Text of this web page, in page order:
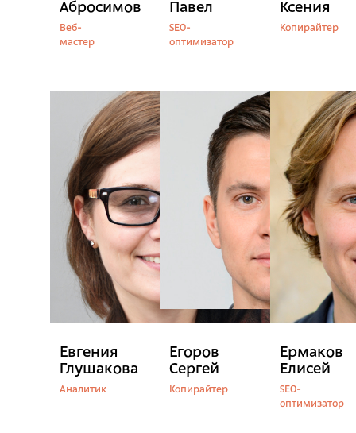
Абросимов
Веб-
мастер
Павел
SEO-
оптимизатор
Ксения
Копирайтер
Евгения
Глушакова
Аналитик
Егоров
Сергей
Копирайтер
Ермаков
Елисей
SEO-
оптимизатор